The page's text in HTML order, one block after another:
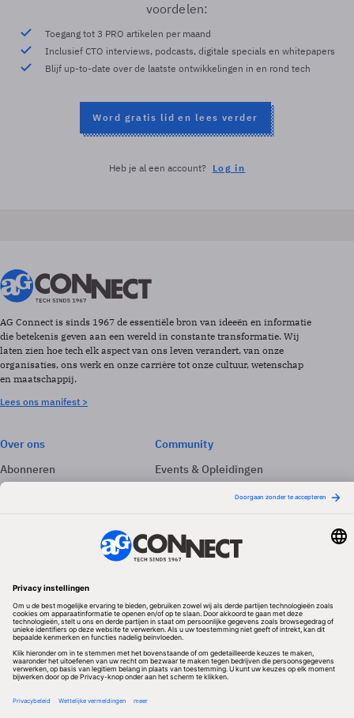
voordelen:
Toegang tot 3 PRO artikelen per maand
Inclusief CTO interviews, podcasts, digitale specials en whitepapers
Blijf up-to-date over de laatste ontwikkelingen in en rond tech
Word gratis lid en lees verder
Heb je al een account? Log in
AG Connect is sinds 1967 de essentiële bron van ideeën en informatie
die betekenis geven aan een wereld in constante transformatie. Wij
laten zien hoe tech elk aspect van ons leven verandert, van onze
organisaties, ons werk en onze carrière tot onze cultuur, wetenschap
en maatschappij.
Lees ons manifest >
Over ons
Abonneren
Adverteren
Community
Events & Opleidingen
Nieuwsbrieven
Volg ons
Redactionele partner